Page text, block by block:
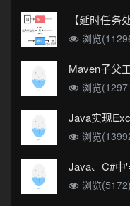
浏览
Maven子父
浏览
浏览
Java、C#中
浏览(5172)